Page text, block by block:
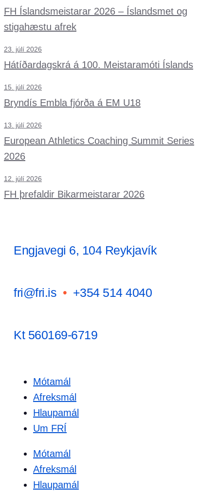
FH Íslandsmeistarar 2026 – Íslandsmet og
stigahæstu afrek
23. júlí 2026
Hátíðardagskrá á 100. Meistaramóti Íslands
15. júlí 2026
Bryndís Embla fjórða á EM U18
13. júlí 2026
European Athletics Coaching Summit Series
2026
12. júlí 2026
FH þrefaldir Bikarmeistarar 2026
Engjavegi 6, 104 Reykjavík
fri@fri.is • +354 514 4040
Kt 560169-6719
Mótamál
Afreksmál
Hlaupamál
Um FRÍ
Mótamál
Afreksmál
Hlaupamál